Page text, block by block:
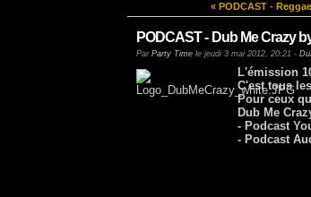
« PODCAST -
PODCAST - Dub Me Crazy
Par Party Time le jeudi 3 mai 2012, 20:21 -
L'émission
C'est tous
Pour ceux
Dub Me
- Podcast
- Podcast